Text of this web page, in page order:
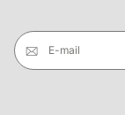
E-mail